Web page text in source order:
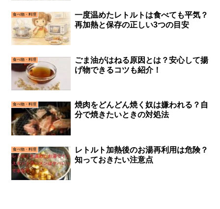
食べ物・料理
一度温めたレトルトは食べても平気？
再加熱と保存の正しい3つの目安
食べ物・料理
ごま油がはねる原因とは？安心して揚
げ物できるコツも紹介！
食べ物・料理
焼肉をどんどん焼く奴は嫌われる？自
分で焼きたいときの対処法
食べ物・料理
レトルト加熱後のお湯再利用は危険？
知っておきたい注意点